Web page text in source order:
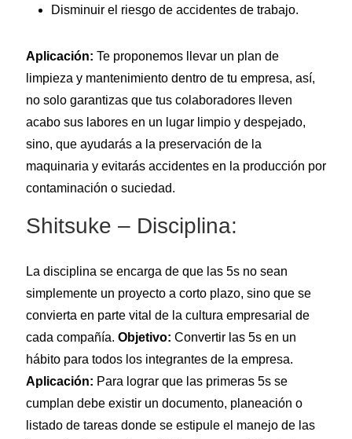
Disminuir el riesgo de accidentes de trabajo.
Aplicación: Te proponemos llevar un plan de
limpieza y mantenimiento dentro de tu empresa, así,
no solo garantizas que tus colaboradores lleven
acabo sus labores en un lugar limpio y despejado,
sino, que ayudarás a la preservación de la
maquinaria y evitarás accidentes en la producción por
contaminación o suciedad.
Shitsuke – Disciplina:
La disciplina se encarga de que las 5s no sean
simplemente un proyecto a corto plazo, sino que se
convierta en parte vital de la cultura empresarial de
cada compañía. Objetivo: Convertir las 5s en un
hábito para todos los integrantes de la empresa.
Aplicación: Para lograr que las primeras 5s se
cumplan debe existir un documento, planeación o
listado de tareas donde se estipule el manejo de las